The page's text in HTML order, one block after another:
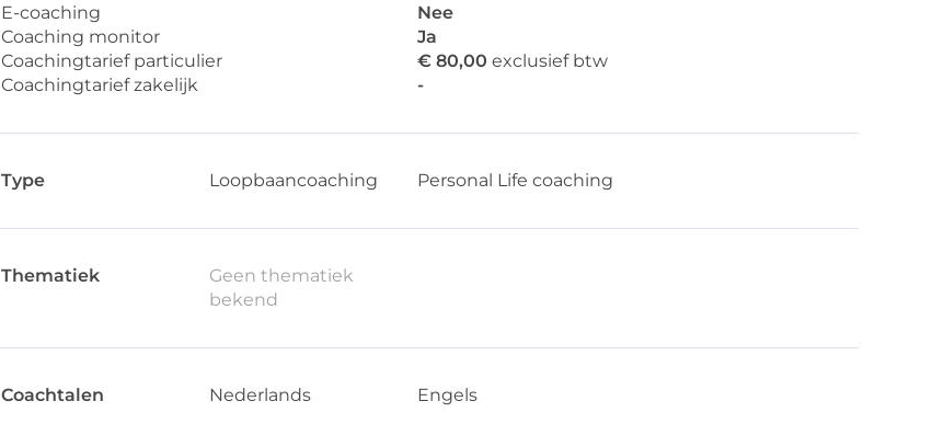
E-coaching
Nee
Coaching monitor
Ja
Coachingtarief particulier
€ 80,00 exclusief btw
Coachingtarief zakelijk
-
Type Loopbaancoaching Personal Life coaching
Thematiek
Geen thematiek
bekend
Coachtalen Nederlands Engels